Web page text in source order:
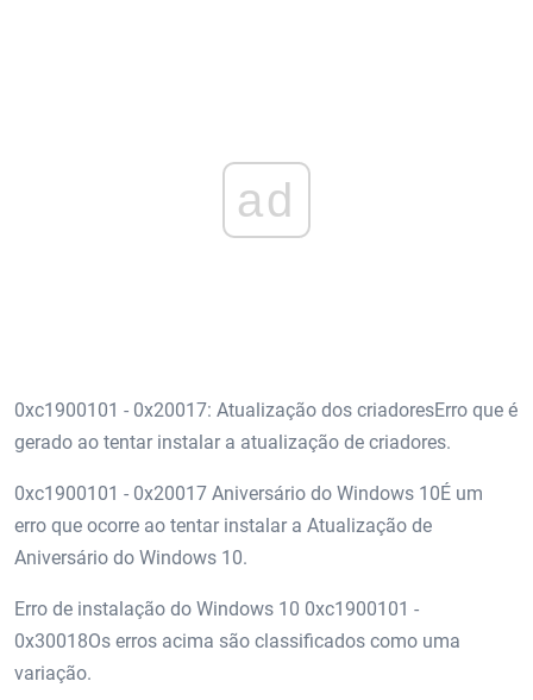
ad
0xc1900101 - 0x20017: Atualização dos criadoresErro que é
gerado ao tentar instalar a atualização de criadores.
0xc1900101 - 0x20017 Aniversário do Windows 10É um
erro que ocorre ao tentar instalar a Atualização de
Aniversário do Windows 10.
Erro de instalação do Windows 10 0xc1900101 -
0x30018Os erros acima são classificados como uma
variação.